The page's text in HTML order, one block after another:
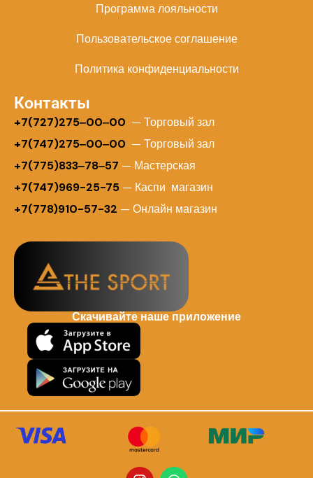
Программа лояльности
Пользовательское соглашение
Политика конфиденциальности
Контакты
+7(727)275‒00‒00 — Торговый зал
+7(747)275‒00‒00 — Торговый зал
+7(775)833‒78‒57 — Мастерская
+7(747)969-25-75 — Каспи магазин
+7(778)910-57-32 — Онлайн магазин
Скачивайте наше приложение